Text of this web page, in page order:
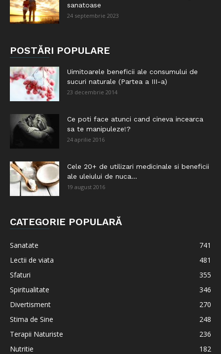
sanatoase
24 septembrie 2023
POSTĂRI POPULARE
Uimitoarele beneficii ale consumului de
sucuri naturale (Partea a III-a)
23 decembrie 2014
Ce poti face atunci cand cineva incearca
sa te manipuleze!?
24 aprilie 2016
Cele 20+ de utilizari medicinale si beneficii
ale uleiului de nuca...
19 august 2016
CATEGORIE POPULARĂ
Sanatate
741
Lectii de viata
481
Sfaturi
355
Spiritualitate
346
Divertisment
270
Stima de Sine
248
Terapii Naturiste
236
Nutritie
182